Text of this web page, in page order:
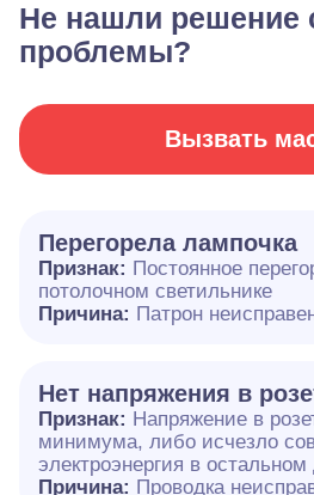
Не нашли решение
проблемы?
Вызвать
Перегорела лампочка
Признак: Постоянное
потолочном светильнике
Причина: Патрон
Нет напряжения в
Признак: Напряжение в
минимума, либо исчезло
электроэнергия в
Причина: Проводка